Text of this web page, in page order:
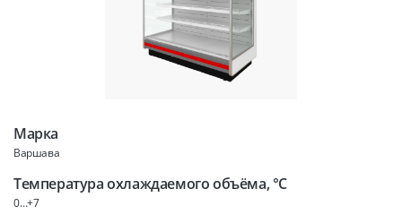
Марка
Варшава
Температура охлаждаемого объёма, °C
0…+7